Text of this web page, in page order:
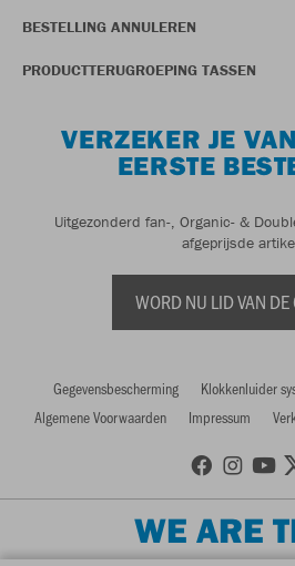
BESTELLING ANNULEREN
PRODUCTTERUGROEPING TASSEN
VERZEKER JE
EERSTE
Uitgezonderd fan-, Organic- &
afgeprijsde
WORD NU LID VAN DE
Gegevensbescherming Klokkenluider
Algemene Voorwaarden
Impressum
WE ARE